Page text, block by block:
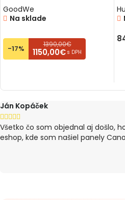
GoodWe
Na sklade
-17% 1390,00€
1150,00€ s DPH
Ján Kopáček

Všetko čo som objednal aj došlo,
eshop, kde som našiel panely